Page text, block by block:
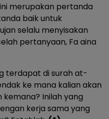
merupakan pertanda
baik untuk
selalu menyisakan
pertanyaan, Fa aina
terdapat di surah at-
ke mana kalian akan
kemana? Inilah yang
kerja sama yang